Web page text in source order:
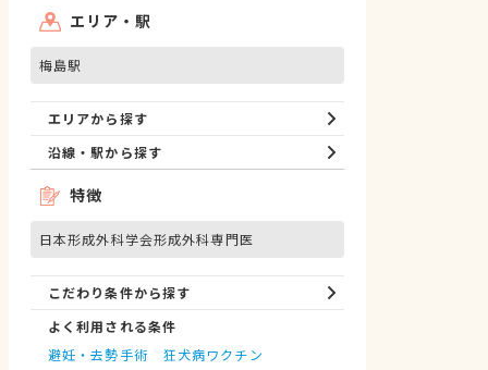
エリア・駅
梅島駅
エリアから探す
沿線・駅から探す
特徴
日本形成外科学会形成外科専門医
こだわり条件から探す
よく利用される条件
避妊・去勢手術
狂犬病ワクチン